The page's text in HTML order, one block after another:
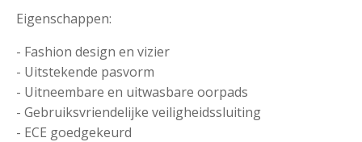
Eigenschappen:
- Fashion design en vizier
- Uitstekende pasvorm
- Uitneembare en uitwasbare oorpads
- Gebruiksvriendelijke veiligheidssluiting
- ECE goedgekeurd